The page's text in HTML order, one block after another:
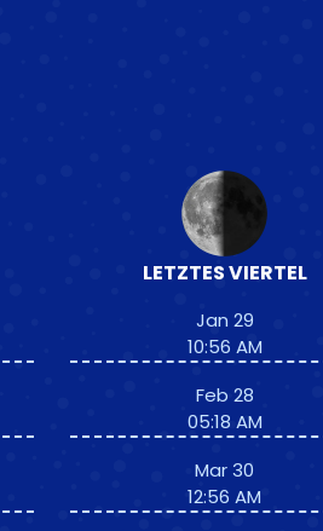
LETZTES VIERTEL
Jan 29
10:56 AM
Feb 28
05:18 AM
Mar 30
12:56 AM